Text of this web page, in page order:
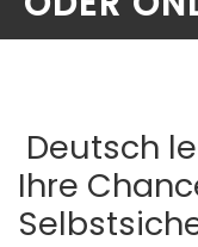
Deutsch
Ihre